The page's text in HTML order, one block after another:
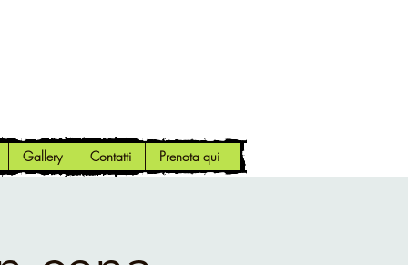
Gallery Contatti Prenota qui